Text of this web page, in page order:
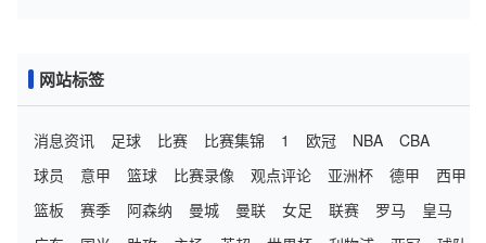
网站标签
消息资讯 足球 比赛 比赛集锦 1 欧冠 NBA
CBA
球员
意甲 篮球 比赛录像 观点评论 亚洲杯 德甲
西甲
篮板
赛季 阿森纳 曼城 曼联 女足 联赛 罗马
皇马